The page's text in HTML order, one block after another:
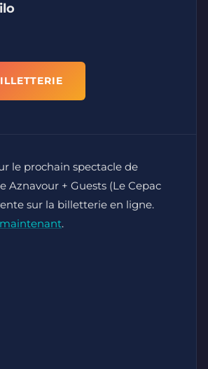
le prochain spectacle de
Aznavour + Guests (Le Cepac
sur la billetterie en ligne.
maintenant.